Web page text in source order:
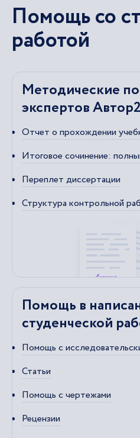
Помощь со
работой
Методические
экспертов
Отчет о прохождении
Итоговое сочинение:
Переплет диссертации
Структура контрольной
Помощь в
студенческой
Помощь с
Статьи
Помощь с чертежами
Рецензии